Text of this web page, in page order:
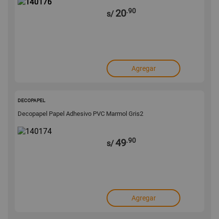
s/ 20.90
Agregar
DECOPAPEL
Decopapel Papel Adhesivo PVC Marmol Gris2
s/49.90
Agregar